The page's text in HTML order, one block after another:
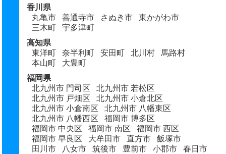
香川県
丸亀市
善通寺市 さぬき市
東かがわ市
三木町
宇多津町
高知県
東洋町
奈半利町 安田町 北川村
馬路村
本山町
大豊町
福岡県
北九州市 門司区
北九州市 若松区
北九州市 戸畑区
北九州市 小倉北区
北九州市 小倉南区
北九州市 八幡東区
北九州市 八幡西区
福岡市 博多区
福岡市 中央区
福岡市 南区
福岡市 西区
福岡市 早良区
大牟田市 直方市
飯塚市
田川市
八女市 筑後市 豊前市 小郡市
春日市